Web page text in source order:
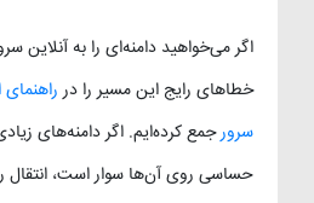
اگر می‌خواهید دامنه‌ای را به آنلاین
خطاهای رایج این مسیر را در راهنمای
سرورجمع کرده‌ایم. اگر دامنه‌های
حساسی روی آن‌ها سوار است، انتقال